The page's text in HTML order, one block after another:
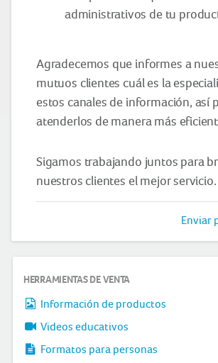
administrativos de tu
Agradecemos que informes a
mutuos clientes cuál es la
estos canales de información, así
atenderlos de manera más
Sigamos trabajando juntos para
nuestros clientes el mejor servicio.
Enviar
HERRAMIENTAS DE VENTA
Información de productos
Videos educativos
Formatos para personas